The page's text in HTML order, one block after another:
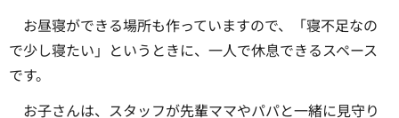
お昼寝ができる場所も作っていますので、「寝不足なの
で少し寝たい」というときに、一人で休息できるスペース
です。
お子さんは、スタッフが先輩ママやパパと一緒に見守り